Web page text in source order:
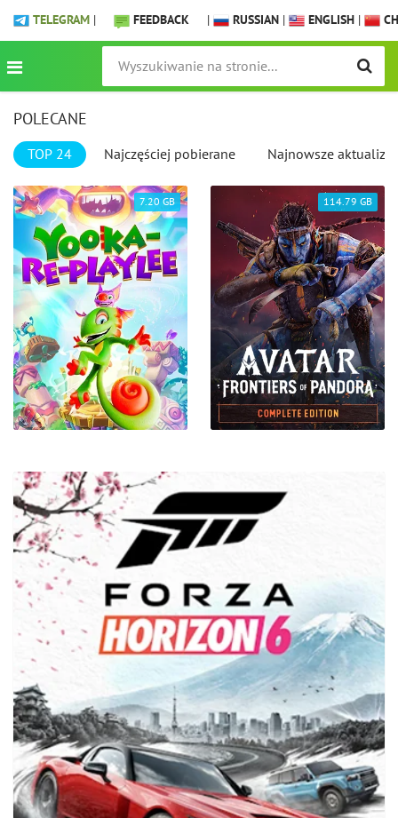
TELEGRAM | FEEDBACK | RUSSIAN | ENGLISH |
POLECANE
TOP 24 Najczęściej pobierane Najnowsze
7.20 GB 114.79 GB